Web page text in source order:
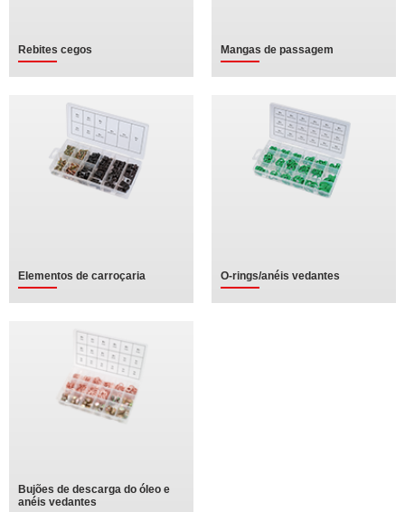
Rebites cegos Mangas de passagem
Elementos de carroçaria O-rings/anéis vedantes
Bujões de descarga do óleo e
anéis vedantes